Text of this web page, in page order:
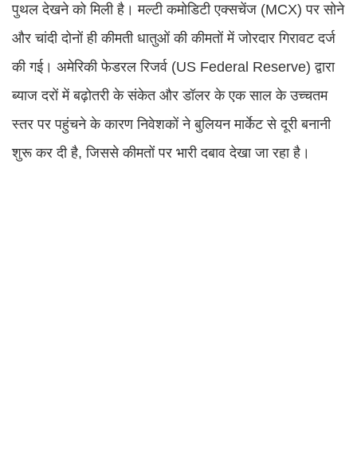
पुथल देखने को मिली है। मल्टी कमोडिटी एक्सचेंज (MCX) पर सोने
और चांदी दोनों ही कीमती धातुओं की कीमतों में जोरदार गिरावट दर्ज
की गई। अमेरिकी फेडरल रिजर्व (US Federal Reserve) द्वारा
ब्याज दरों में बढ़ोतरी के संकेत और डॉलर के एक साल के उच्चतम
स्तर पर पहुंचने के कारण निवेशकों ने बुलियन मार्केट से दूरी बनानी
शुरू कर दी है, जिससे कीमतों पर भारी दबाव देखा जा रहा है।